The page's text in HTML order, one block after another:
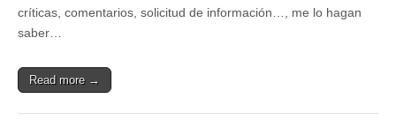
críticas, comentarios, solicitud de información…, me lo hagan
saber…
Read more →